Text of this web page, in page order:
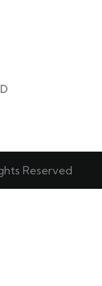
Reserved